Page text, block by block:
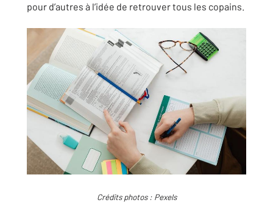
pour d’autres à l’idée de retrouver tous les copains.
Crédits photos : Pexels